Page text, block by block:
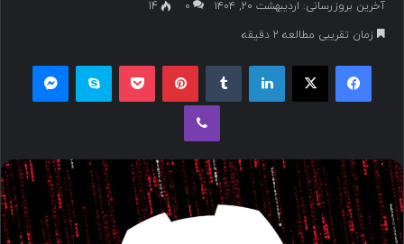
ا
ل
آخرین بروزرسانی: اردیبهشت ۲۰, ۱۴۰۴
۰
14
زمان تقریبی مطالعه 2 دقیقه
فیسبوک ایکس لینکداین پینتریست پاکت اسکایپ
وایبر